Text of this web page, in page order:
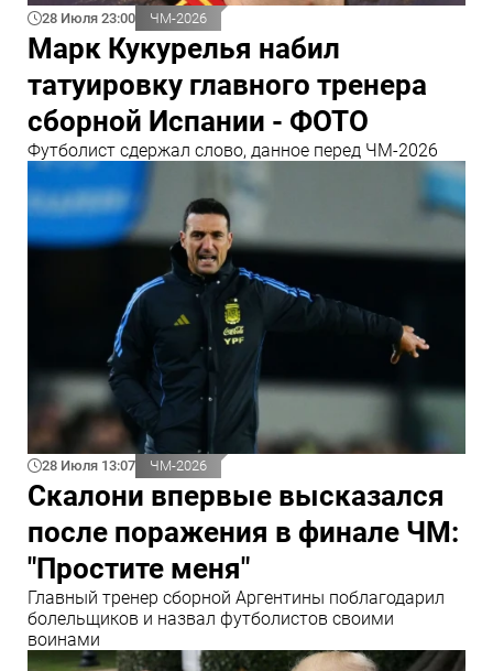
28 Июля 23:00 ЧМ-2026
Марк Кукурелья набил
татуировку главного тренера
сборной Испании - ФОТО
Футболист сдержал слово, данное перед ЧМ-2026
28 Июля 13:07 ЧМ-2026
Скалони впервые высказался
после поражения в финале ЧМ:
"Простите меня"
Главный тренер сборной Аргентины поблагодарил
болельщиков и назвал футболистов своими
воинами